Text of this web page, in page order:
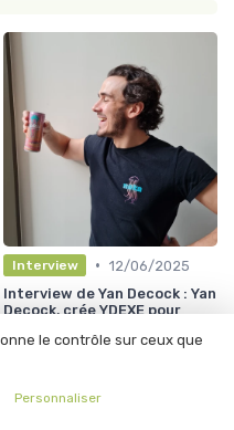
Interview • 12/06/2025
Interview de Yan Decock : Yan
Decock, crée YDEXE pour
commerce
le contrôle sur ceux que
Personnaliser